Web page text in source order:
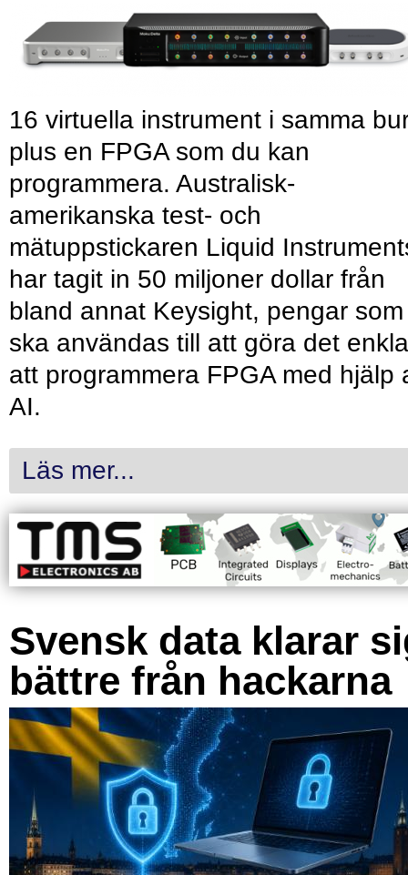
16 virtuella instrument i samma
plus en FPGA som du kan
programmera. Australisk-
amerikanska test- och
mätuppstickaren Liquid
har tagit in 50 miljoner dollar från
bland annat Keysight, pengar som
ska användas till att göra det
att programmera FPGA med hjälp
AI.
Läs mer...
Svensk data klarar
bättre från hackarna